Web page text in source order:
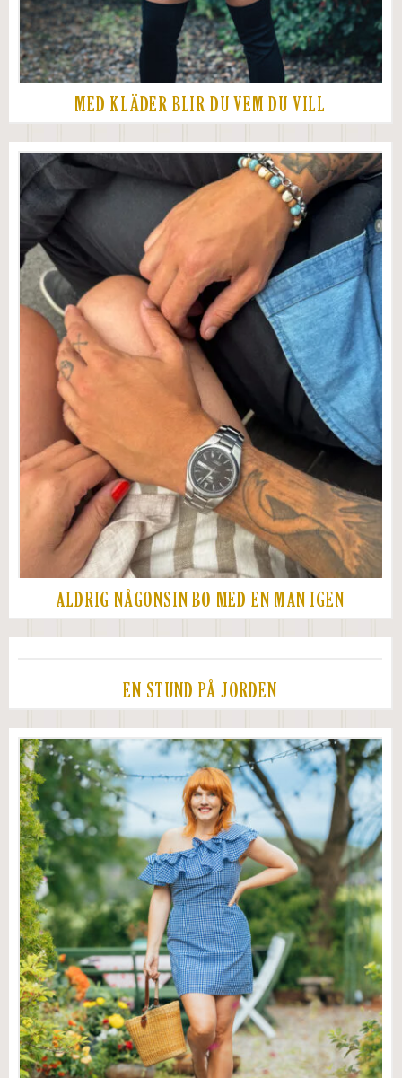
MED KLÄDER BLIR DU VEM DU VILL
ALDRIG NÅGONSIN BO MED EN MAN IGEN
EN STUND PÅ JORDEN